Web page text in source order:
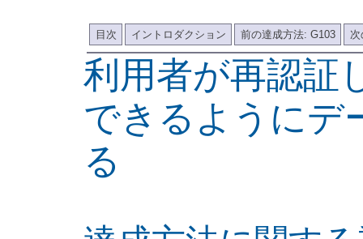
目次 イントロダクション 前の達成方法: G103
利用者が再認証
できるようにデ
る